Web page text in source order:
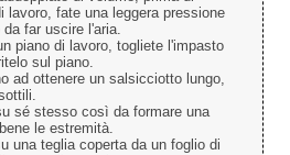
lavoro, fate una leggera pressione
far uscire l'aria.
piano di lavoro, togliete l'impasto
sul piano.
ad ottenere un salsicciotto lungo,
sé stesso così da formare una
le estremità.
una teglia coperta da un foglio di